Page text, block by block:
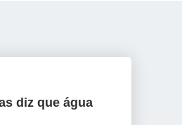
diz que água